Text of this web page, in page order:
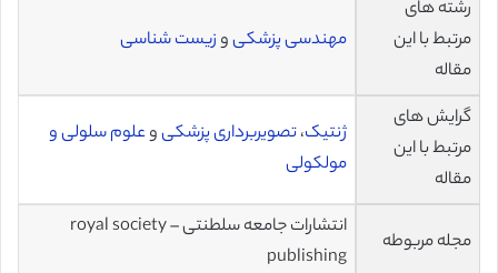
رشته های
مرتبط با این
مقاله
مهندسی پزشکیوزیست شناسی
گرایش های
مرتبط با این
مقاله
ژنتیک،تصویربرداری پزشکیوعلوم سلولی و
مولکولی
مجله مربوطه
انتشارات جامعه سلطنتی – royal society
publishing